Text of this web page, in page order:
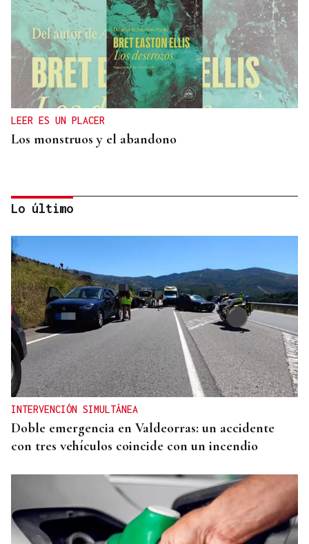
LEER ES UN PLACER
Los monstruos y el abandono
OBITUARIO
Muere a los 50 años el DJ francés Kavinsky, autor
del icónico tema "Nightcall"
Lo último
INTERVENCIÓN SIMULTÁNEA
Doble emergencia en Valdeorras: un accidente
con tres vehículos coincide con un incendio